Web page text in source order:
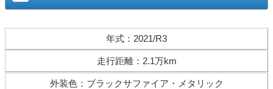
年式 ： 2021/R3
走行距離： 2.1万km
外装色： ブラックサファイア・メタリック